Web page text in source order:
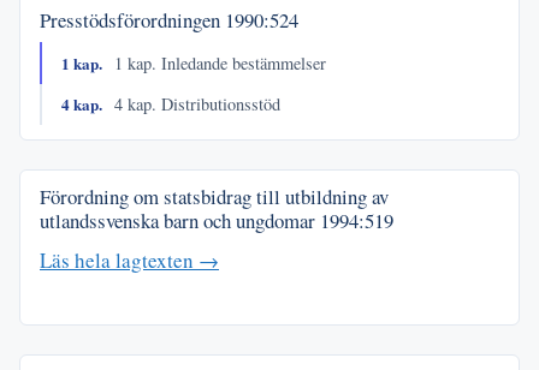
Presstödsförordningen 1990:524
1 kap.
1 kap. Inledande bestämmelser
4 kap. 4 kap. Distributionsstöd
Förordning om statsbidrag till utbildning av
utlandssvenska barn och ungdomar 1994:519
Läs hela lagtexten →